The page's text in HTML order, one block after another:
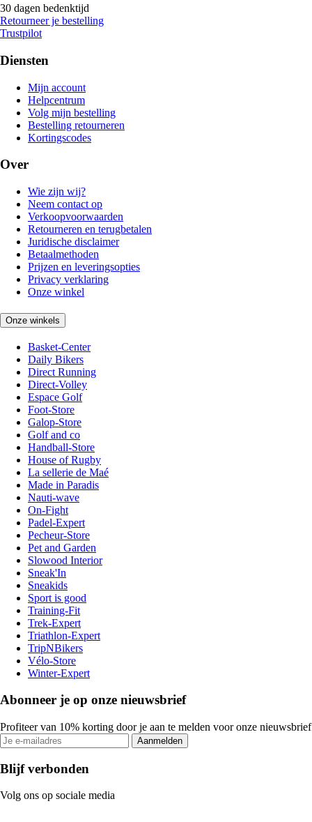
30 dagen bedenktijd
Retourneer je bestelling
Trustpilot
Diensten
Mijn account
Helpcentrum
Volg mijn bestelling
Bestelling retourneren
Kortingscodes
Over
Wie zijn wij?
Neem contact op
Verkoopvoorwaarden
Retourneren en terugbetalen
Juridische disclaimer
Betaalmethoden
Prijzen en leveringsopties
Privacy verklaring
Onze winkel
Onze winkels
Basket-Center
Daily Bikers
Direct Running
Direct-Volley
Espace Golf
Foot-Store
Galop-Store
Golf and co
Handball-Store
House of Rugby
La sellerie de Maé
Made in Paradis
Nauti-wave
On-Fight
Padel-Expert
Pecheur-Store
Pet and Garden
Slowood Interior
Sneak'In
Sneakids
Sport is good
Training-Fit
Trek-Expert
Triathlon-Expert
TripNBikers
Vélo-Store
Winter-Expert
Abonneer je op onze nieuwsbrief
Profiteer van 10% korting door je aan te melden voor onze nieuwsbrief
Aanmelden
Blijf verbonden
Volg ons op sociale media